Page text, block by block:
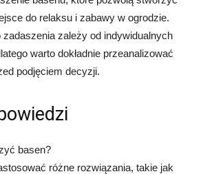
do relaksu i zabawy w ogrodzie.
zadaszenia zależy od indywidualnych
warto dokładnie przeanalizować
podjęciem decyzji.
basen?
różne rozwiązania, takie jak